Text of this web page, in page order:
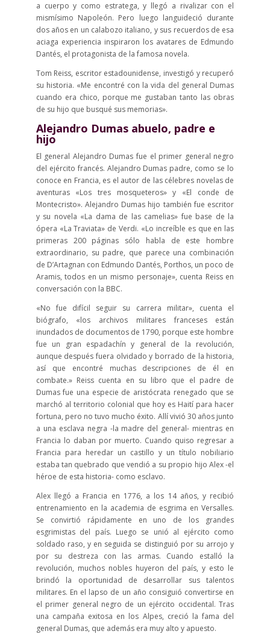
a cuerpo y como estratega, y llegó a rivalizar con el
mismísimo Napoleón. Pero luego languideció durante
dos años en un calabozo italiano, y sus recuerdos de esa
aciaga experiencia inspiraron los avatares de Edmundo
Dantés, el protagonista de la famosa novela.
Tom Reiss, escritor estadounidense, investigó y recuperó
su historia. «Me encontré con la vida del general Dumas
cuando era chico, porque me gustaban tanto las obras
de su hijo que busqué sus memorias».
Alejandro Dumas abuelo, padre e
hijo
El general Alejandro Dumas fue el primer general negro
del ejército francés. Alejandro Dumas padre, como se lo
conoce en Francia, es el autor de las célebres novelas de
aventuras «Los tres mosqueteros» y «El conde de
Montecristo». Alejandro Dumas hijo también fue escritor
y su novela «La dama de las camelias» fue base de la
ópera «La Traviata» de Verdi. «Lo increíble es que en las
primeras 200 páginas sólo habla de este hombre
extraordinario, su padre, que parece una combinación
de D’Artagnan con Edmundo Dantés, Porthos, un poco de
Aramis, todos en un mismo personaje», cuenta Reiss en
conversación con la BBC.
«No fue difícil seguir su carrera militar», cuenta el
biógrafo, «los archivos militares franceses están
inundados de documentos de 1790, porque este hombre
fue un gran espadachín y general de la revolución,
aunque después fuera olvidado y borrado de la historia,
así que encontré muchas descripciones de él en
combate.» Reiss cuenta en su libro que el padre de
Dumas fue una especie de aristócrata renegado que se
marchó al territorio colonial que hoy es Haití para hacer
fortuna, pero no tuvo mucho éxito. Allí vivió 30 años junto
a una esclava negra -la madre del general- mientras en
Francia lo daban por muerto. Cuando quiso regresar a
Francia para heredar un castillo y un título nobiliario
estaba tan quebrado que vendió a su propio hijo Alex -el
héroe de esta historia- como esclavo.
Alex llegó a Francia en 1776, a los 14 años, y recibió
entrenamiento en la academia de esgrima en Versalles.
Se convirtió rápidamente en uno de los grandes
esgrimistas del país. Luego se unió al ejército como
soldado raso, y en seguida se distinguió por su arrojo y
por su destreza con las armas. Cuando estalló la
revolución, muchos nobles huyeron del país, y esto le
brindó la oportunidad de desarrollar sus talentos
militares. En el lapso de un año consiguió convertirse en
el primer general negro de un ejército occidental. Tras
una campaña exitosa en los Alpes, creció la fama del
general Dumas, que además era muy alto y apuesto.